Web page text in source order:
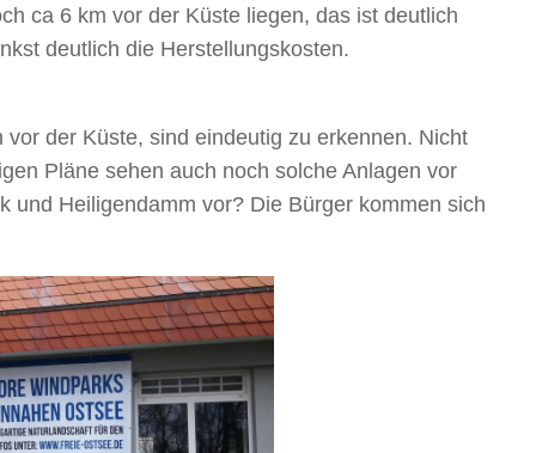
ca 6 km vor der Küste liegen, das ist deutlich
deutlich die Herstellungskosten.
der Küste, sind eindeutig zu erkennen. Nicht
Pläne sehen auch noch solche Anlagen vor
und Heiligendamm vor? Die Bürger kommen sich